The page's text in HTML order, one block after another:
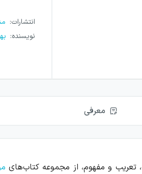
انتشارات:
نویسنده:
معرفی
تعریب و مفهوم، از مجموعه کتاب‌های